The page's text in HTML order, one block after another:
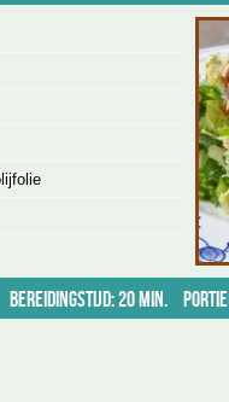
Bereidingstijd: 20 min.